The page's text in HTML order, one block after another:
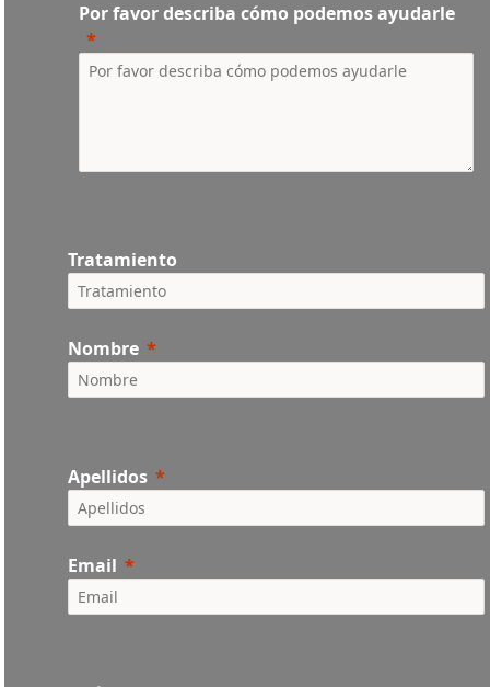
Por favor describa cómo podemos ayudarle
Tratamiento
Nombre
Apellidos
Email